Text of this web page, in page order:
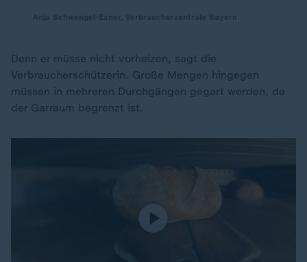
Denn er müsse nicht vorheizen, sagt die
Verbraucherschützerin. Große Mengen hingegen
müssen in mehreren Durchgängen gegart werden, da
der Garraum begrenzt ist.